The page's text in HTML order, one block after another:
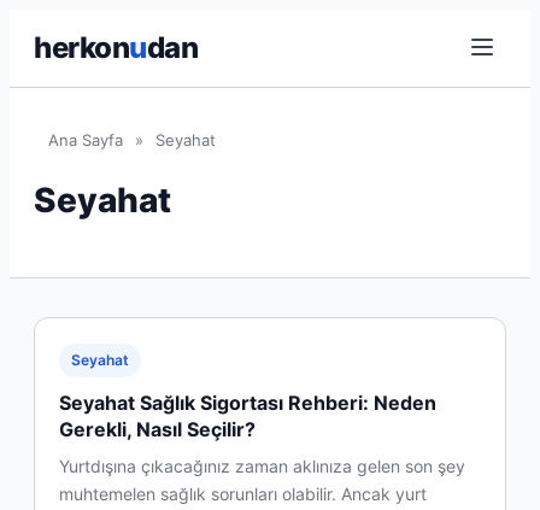
herkonudan
Ana Sayfa » Seyahat
Seyahat
Seyahat
Seyahat Sağlık Sigortası Rehberi: Neden
Gerekli, Nasıl Seçilir?
Yurtdışına çıkacağınız zaman aklınıza gelen son şey
muhtemelen sağlık sorunları olabilir. Ancak yurt